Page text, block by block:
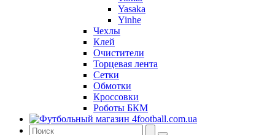
Yasaka
Yinhe
Чехлы
Клей
Очистители
Торцевая лента
Сетки
Обмотки
Кроссовки
Роботы БКМ